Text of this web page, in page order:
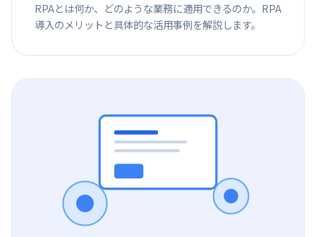
RPAとは何か、どのような業務に適用できるのか。RPA
導入のメリットと具体的な活用事例を解説します。